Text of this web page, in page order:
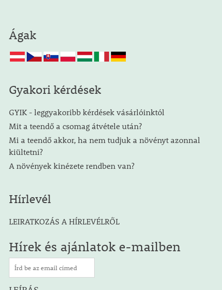
Ágak
Gyakori kérdések
GYIK - leggyakoribb kérdések vásárlóinktól
Mit a teendő a csomag átvétele után?
Mi a teendő akkor, ha nem tudjuk a növényt azonnal
kiültetni?
A növények kinézete rendben van?
Hírlevél
LEIRATKOZÁS A HÍRLEVÉLRŐL
Hírek és ajánlatok e-mailben